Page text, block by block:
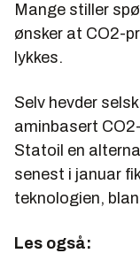
Mange stiller
ønsker at CO2-
lykkes.
Selv hevder
aminbasert
Statoil en
senest i januar
teknologien,
Les også: